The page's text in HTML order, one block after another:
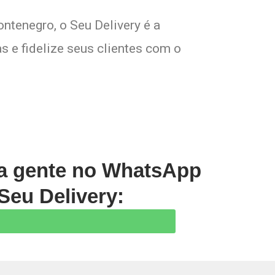
o Seu Delivery é a
e fidelize seus clientes com o
gente no WhatsApp
Delivery: